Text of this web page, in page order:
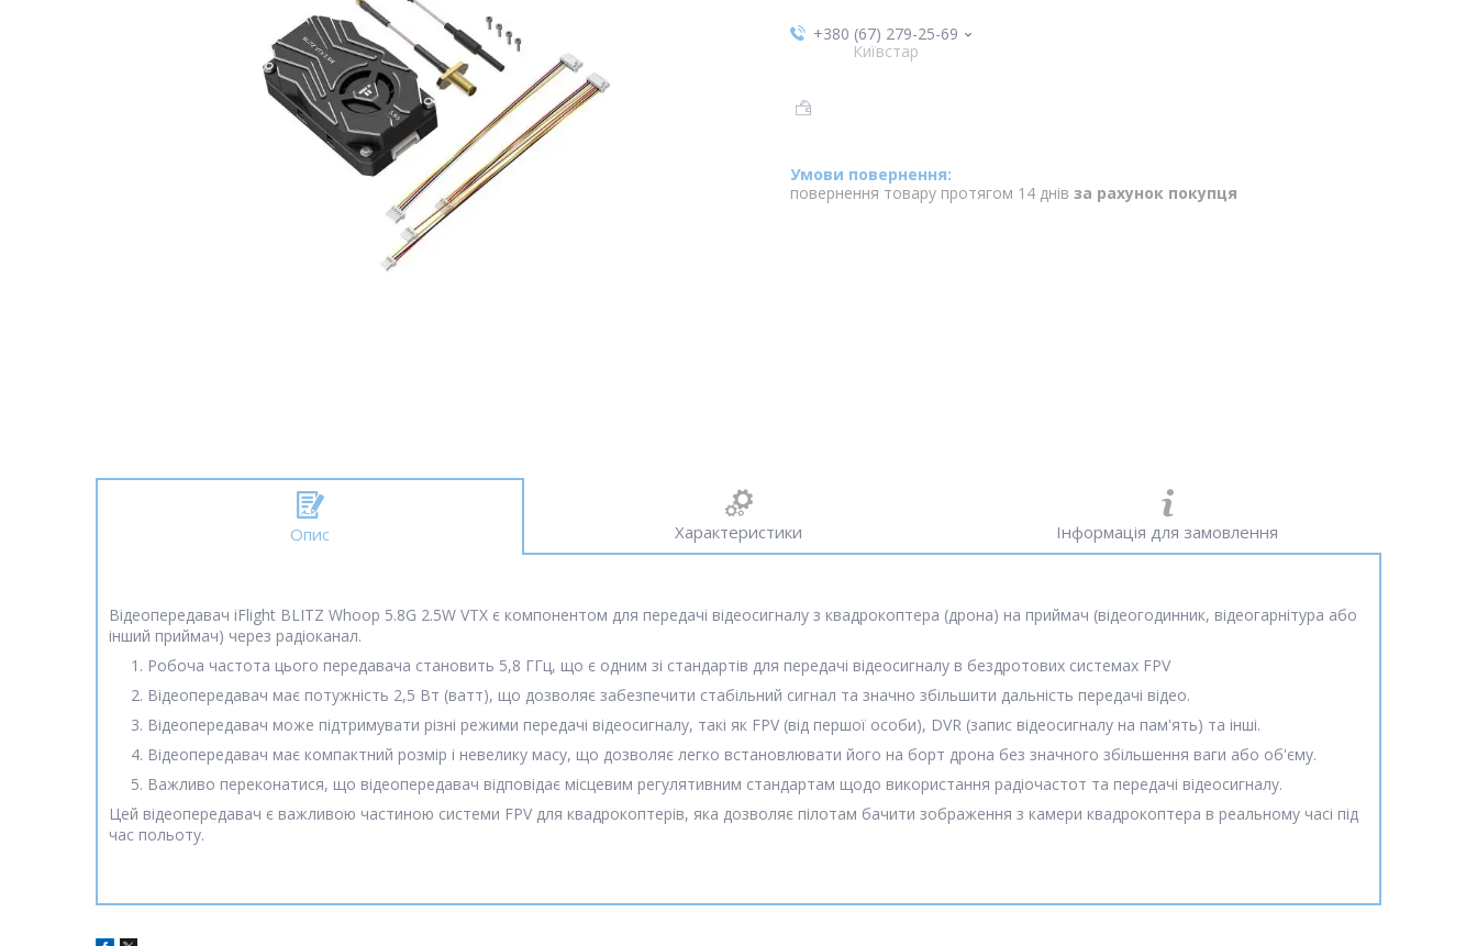
+380 (67) 279-25-69
Київстар
повернення товару протягом 14 днів за рахунок покупця
Опис Характеристики Інформація для замовлення
Відеопередавач iFlight BLITZ Whoop 5.8G 2.5W VTX є компонентом для передачі відеосигналу з квадрокоптера (дрона) на приймач (відеогодинник, відеогарнітура або
інший приймач) через радіоканал.
Робоча частота цього передавача становить 5,8 ГГц, що є одним зі стандартів для передачі відеосигналу в бездротових системах FPV
Відеопередавач має потужність 2,5 Вт (ватт), що дозволяє забезпечити стабільний сигнал та значно збільшити дальність передачі відео.
Відеопередавач може підтримувати різні режими передачі відеосигналу, такі як FPV (від першої особи), DVR (запис відеосигналу на пам'ять) та інші.
Відеопередавач має компактний розмір і невелику масу, що дозволяє легко встановлювати його на борт дрона без значного збільшення ваги або об'єму.
Важливо переконатися, що відеопередавач відповідає місцевим регулятивним стандартам щодо використання радіочастот та передачі відеосигналу.
Цей відеопередавач є важливою частиною системи FPV для квадрокоптерів, яка дозволяє пілотам бачити зображення з камери квадрокоптера в реальному часі під
час польоту.